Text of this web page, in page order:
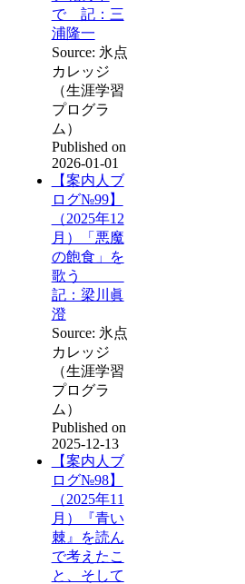
で 記：三
浦隆一
Source: 氷点
カレッジ
（生涯学習
プログラ
ム）
Published on
2026-01-01
【案内人ブ
ログ№99】
（2025年12
月）「悪魔
の飽食」を
歌う
記：梁川眞
澄
Source: 氷点
カレッジ
（生涯学習
プログラ
ム）
Published on
2025-12-13
【案内人ブ
ログ№98】
（2025年11
月）『青い
棘』を読ん
で考えたこ
と、そして